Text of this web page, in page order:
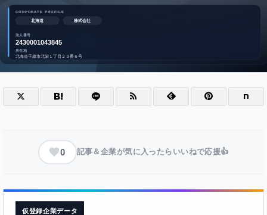
0 記事＆企業が気に入ったらいいねで応援👍
仮登録企業データ